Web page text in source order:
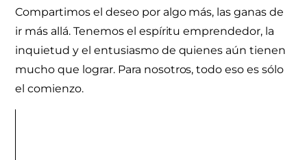
Compartimos el deseo por algo más, las ganas de
ir más allá. Tenemos el espíritu emprendedor, la
inquietud y el entusiasmo de quienes aún tienen
mucho que lograr. Para nosotros, todo eso es sólo
el comienzo.